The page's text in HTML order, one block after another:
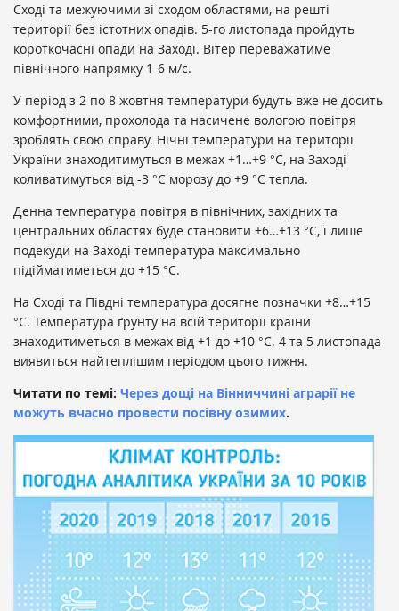
Сході та межуючими зі сходом областями, на решті
території без істотних опадів. 5-го листопада пройдуть
короткочасні опади на Заході. Вітер переважатиме
північного напрямку 1-6 м/с.
У період з 2 по 8 жовтня температури будуть вже не досить
комфортними, прохолода та насичене вологою повітря
зроблять свою справу. Нічні температури на території
України знаходитимуться в межах +1…+9 °С, на Заході
коливатимуться від -3 °С морозу до +9 °С тепла.
Денна температура повітря в північних, західних та
центральних областях буде становити +6…+13 °С, і лише
подекуди на Заході температура максимально
підійматиметься до +15 °С.
На Сході та Півдні температура досягне позначки +8…+15
°С. Температура ґрунту на всій території країни
знаходитиметься в межах від +1 до +10 °С. 4 та 5 листопада
виявиться найтеплішим періодом цього тижня.
Читати по темі: Через дощі на Вінниччині аграрії не
можуть вчасно провести посівну озимих.